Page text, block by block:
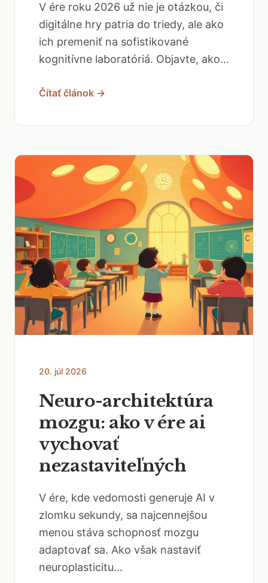
V ére roku 2026 už nie je otázkou, či
digitálne hry patria do triedy, ale ako
ich premeniť na sofistikované
kognitívne laboratóriá. Objavte, ako...
Čítať článok →
20. júl 2026
Neuro-architektúra
mozgu: ako v ére ai
vychovať
nezastaviteľných
V ére, kde vedomosti generuje AI v
zlomku sekundy, sa najcennejšou
menou stáva schopnosť mozgu
adaptovať sa. Ako však nastaviť
neuroplasticitu...